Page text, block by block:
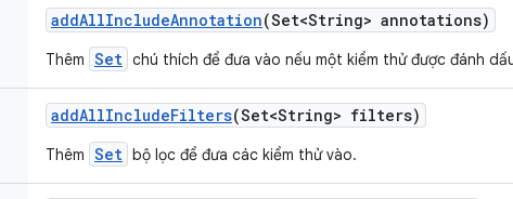
addAllIncludeAnnotation(Set<String> annotations)
Thêm Set chú thích để đưa vào nếu một kiểm thử được đánh
addAllIncludeFilters(Set<String> filters)
Thêm Set bộ lọc để đưa các kiểm thử vào.